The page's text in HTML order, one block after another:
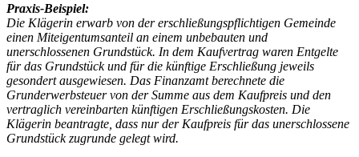
Praxis-Beispiel:
Die Klägerin erwarb von der erschließungspflichtigen Gemeinde
einen Miteigentumsanteil an einem unbebauten und
unerschlossenen Grundstück. In dem Kaufvertrag waren Entgelte
für das Grundstück und für die künftige Erschließung jeweils
gesondert ausgewiesen. Das Finanzamt berechnete die
Grunderwerbsteuer von der Summe aus dem Kaufpreis und den
vertraglich vereinbarten künftigen Erschließungskosten. Die
Klägerin beantragte, dass nur der Kaufpreis für das unerschlossene
Grundstück zugrunde gelegt wird.